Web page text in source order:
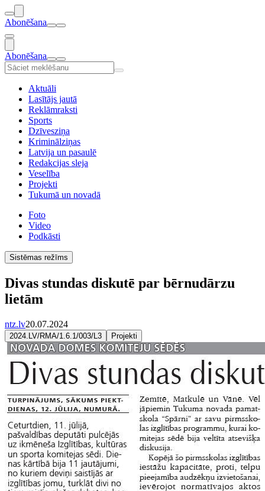
Abonēšana
Abonēšana
Aktuāli
Lasītājs jautā
Reklāmraksti
Sports
Dzīvesziņa
Kriminālziņas
Latvija un pasaulē
Redakcijas sleja
Veselība
Projekti
Tukumā un novadā
Foto
Video
Podkāsti
Sistēmas režīms
Divas stundas diskutē par bērnudārzu
lietām
ntz.lv20.07.2024
2024.LV/RMA/1.6.1/003/L3 Projekti